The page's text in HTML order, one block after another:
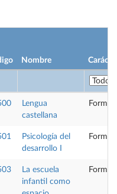
Nombre
Lengua
castellana
Psicología del
desarrollo I
La escuela
infantil como